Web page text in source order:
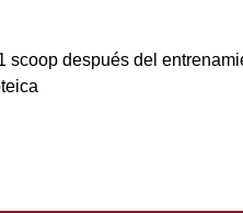
scoop después del